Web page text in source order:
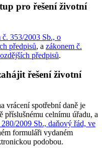
pro řešení životní
č. 353/2003 Sb., o
předpisů, a zákonem č.
předpisů.
řešení životní
vrácení spotřební daně je
příslušnému celnímu úřadu, a
2009 Sb., daňový řád, ve
formuláři vydaném
podobou.